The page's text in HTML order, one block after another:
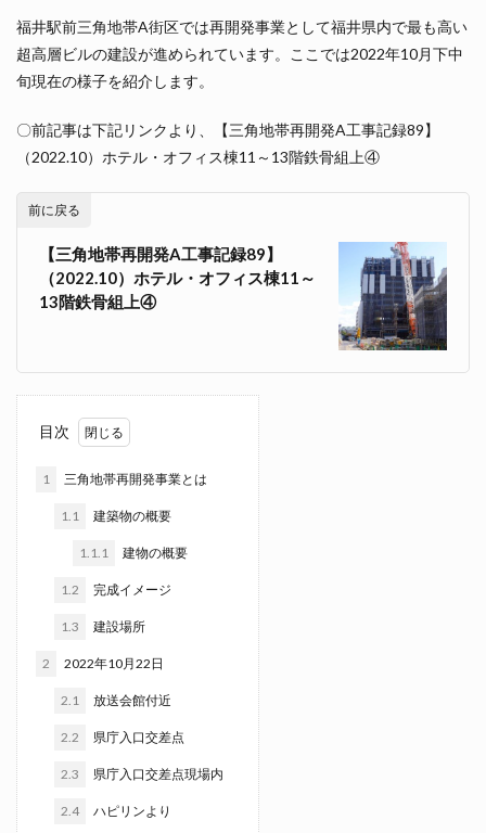
福井駅前三角地帯A街区では再開発事業として福井県内で最も高い
超高層ビルの建設が進められています。ここでは2022年10月下中
旬現在の様子を紹介します。
〇前記事は下記リンクより、【三角地帯再開発A工事記録89】
（2022.10）ホテル・オフィス棟11～13階鉄骨組上④
前に戻る
【三角地帯再開発A工事記録89】
（2022.10）ホテル・オフィス棟11～
13階鉄骨組上④
目次
1 三角地帯再開発事業とは
1.1 建築物の概要
1.1.1 建物の概要
1.2 完成イメージ
1.3 建設場所
2 2022年10月22日
2.1 放送会館付近
2.2 県庁入口交差点
2.3 県庁入口交差点現場内
2.4 ハピリンより